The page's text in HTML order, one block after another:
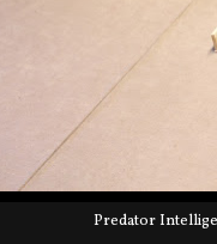
Predator